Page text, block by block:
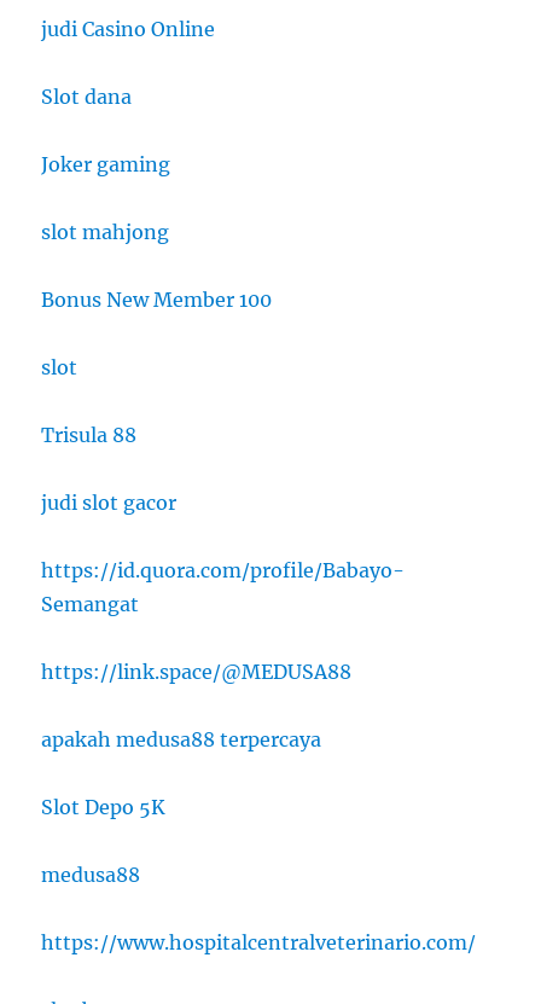
judi Casino Online
Slot dana
Joker gaming
slot mahjong
Bonus New Member 100
slot
Trisula 88
judi slot gacor
https://id.quora.com/profile/Babayo-
Semangat
https://link.space/@MEDUSA88
apakah medusa88 terpercaya
Slot Depo 5K
medusa88
https://www.hospitalcentralveterinario.com/